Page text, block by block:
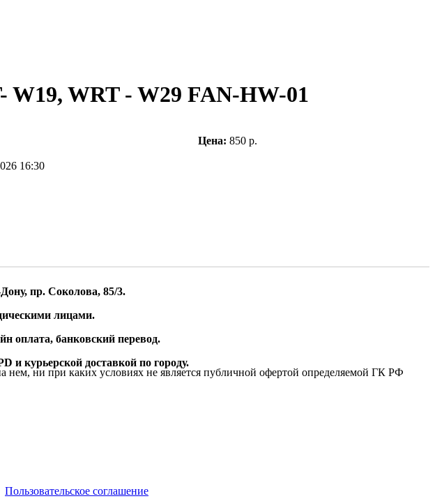
W19, WRT - W29 FAN-HW-01
16:30
Цена: 850 р.
пр. Соколова, 85/3.
лицами.
оплата, банковский перевод.
и курьерской доставкой по городу.
ни при каких условиях не является публичной офертой определяемой ГК РФ
Пользовательское соглашение